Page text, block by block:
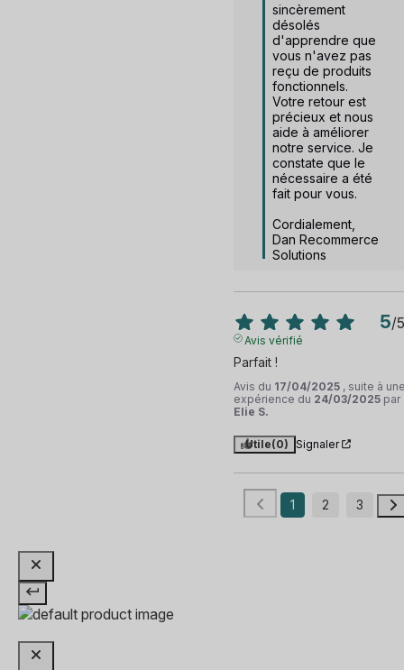
sincèrement
désolés
d'apprendre que
vous n'avez pas
reçu de produits
fonctionnels.
Votre retour est
précieux et nous
aide à améliorer
notre service. Je
constate que le
nécessaire a été
fait pour vous.
Cordialement,
Dan Recommerce
Solutions
5/5
Avis vérifié
Parfait !
Avis du 17/04/2025 , suite à
expérience du 24/03/2025 par
Elie S.
Utile(0) Signaler
1 2 3